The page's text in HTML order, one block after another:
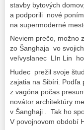
stavby bytových
a podporili nové
na supermoderné
Neviem prečo, možno
zo Šanghaja vo
veľvyslanec LIn Lin
Hudec prežil svoje
zajatia na Sibíri. Podľa
z vagóna počas
novátor architektúry
v Šanghaji . Tak ho
V povojnovom období